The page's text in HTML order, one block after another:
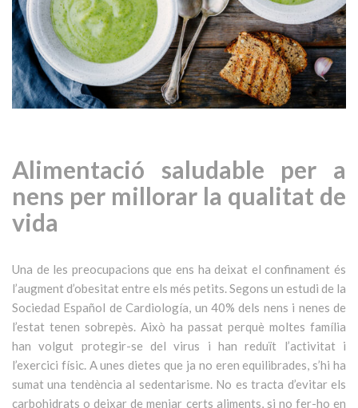
Alimentació saludable per a
nens per millorar la qualitat de
vida
Una de les preocupacions que ens ha deixat el confinament és
l’augment d’obesitat entre els més petits. Segons un estudi de la
Sociedad Español de Cardiología, un 40% dels nens i nenes de
l’estat tenen sobrepès. Això ha passat perquè moltes família
han volgut protegir-se del virus i han reduït l’activitat i
l’exercici físic. A unes dietes que ja no eren equilibrades, s’hi ha
sumat una tendència al sedentarisme. No es tracta d’evitar els
carbohidrats o deixar de menjar certs aliments, si no fer-ho en